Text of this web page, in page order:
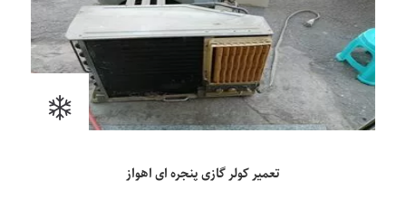
تعمیر کولر گازی پنجره ای اهواز